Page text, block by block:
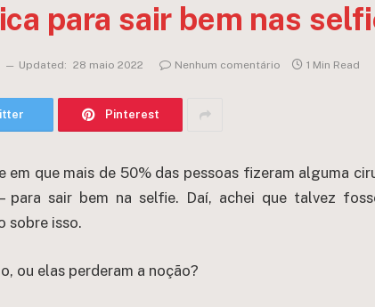
para sair bem nas
Updated: 28 maio 2022 Nenhum comentário 1 Min Read
Pinterest
em que mais de 50% das pessoas fizeram alguma
para sair bem na selfie. Daí, achei que talvez
sobre isso.
ou elas perderam a noção?